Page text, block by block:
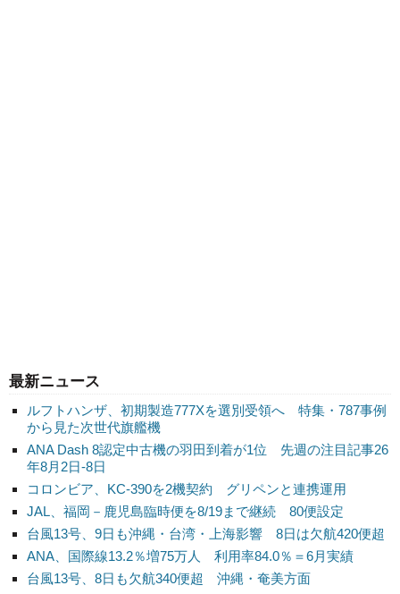
最新ニュース
ルフトハンザ、初期製造777Xを選別受領へ 特集・787事例
から見た次世代旗艦機
ANA Dash 8認定中古機の羽田到着が1位 先週の注目記事26
年8月2日-8日
コロンビア、KC-390を2機契約 グリペンと連携運用
JAL、福岡－鹿児島臨時便を8/19まで継続 80便設定
台風13号、9日も沖縄・台湾・上海影響 8日は欠航420便超
ANA、国際線13.2％増75万人 利用率84.0％＝6月実績
台風13号、8日も欠航340便超 沖縄・奄美方面